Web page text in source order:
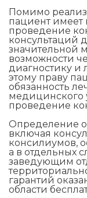
Помимо
пациент имеет
проведение
консультаций
значительной
возможности
диагностику и
этому праву
обязанность
медицинского
проведение
Определение
включая
консилиумов,
а в отдельных
заведующим
гарантий
области